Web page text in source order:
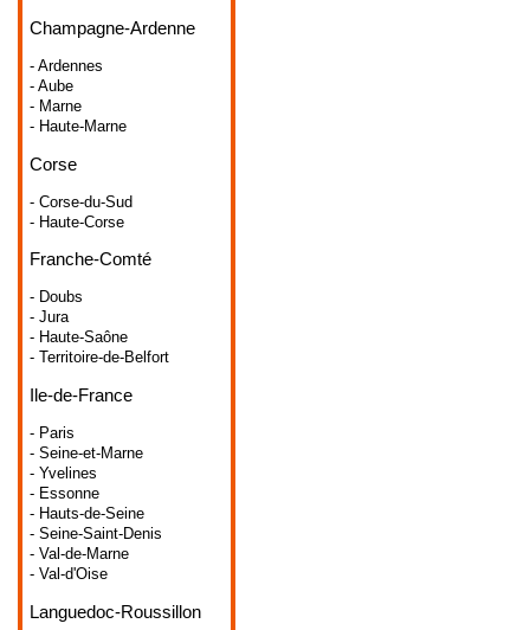
Champagne-Ardenne
- Ardennes
- Aube
- Marne
- Haute-Marne
Corse
- Corse-du-Sud
- Haute-Corse
Franche-Comté
- Doubs
- Jura
- Haute-Saône
- Territoire-de-Belfort
Ile-de-France
- Paris
- Seine-et-Marne
- Yvelines
- Essonne
- Hauts-de-Seine
- Seine-Saint-Denis
- Val-de-Marne
- Val-d'Oise
Languedoc-Roussillon